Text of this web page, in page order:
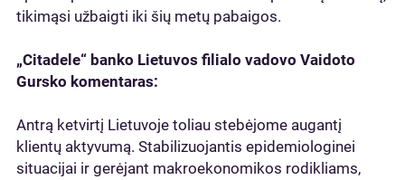
tikimąsi užbaigti iki šių metų pabaigos.
„Citadele“ banko Lietuvos filialo vadovo Vaidoto
Gursko komentaras:
Antrą ketvirtį Lietuvoje toliau stebėjome augantį
klientų aktyvumą. Stabilizuojantis epidemiologinei
situacijai ir gerėjant makroekonomikos rodikliams,